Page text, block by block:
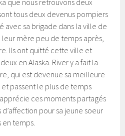
tous deux devenus pompiers
sa brigade dans la ville de
leur mère peu de temps après,
Ils ont quitté cette ville et
en Alaska. River y a fait la
qui est devenue sa meilleure
passent le plus de temps
ces moments partagés
d’affection pour sa jeune soeur
temps.